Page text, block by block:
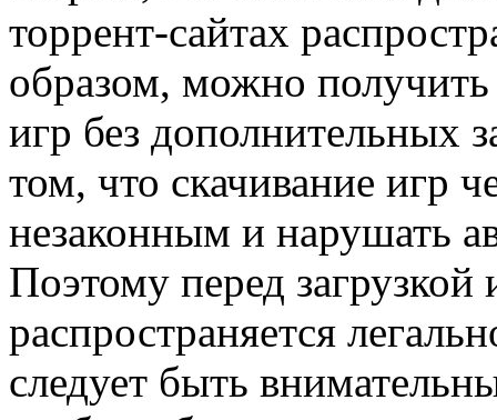
торрент-сайтах
образом, можно
игр без дополнительных
том, что скачивание игр
незаконным и нарушать
Поэтому перед загрузкой
распространяется
следует быть